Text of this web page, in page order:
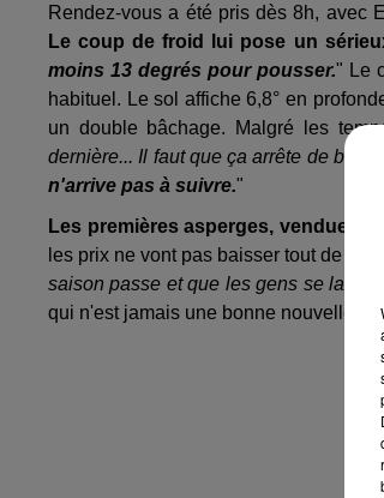
Rendez-vous a été pris dès 8h, avec
Le coup de froid lui pose un
moins 13 degrés pour pousser." Le
habituel. Le sol affiche 6,8° en
un double bâchage. Malgré les
dernière... Il faut que ça arrête de
n'arrive pas à suivre."
Les premières asperges, vendues
les prix ne vont pas baisser tout de
saison passe et que les gens se
qui n'est jamais une bonne nouvelle